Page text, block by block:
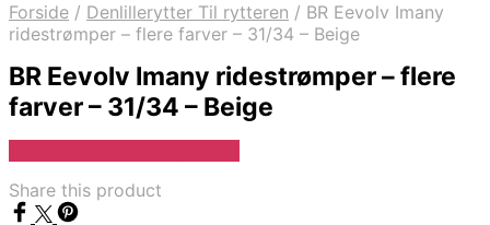
Forside / Denlillerytter Til rytteren / BR Eevolv Imany
ridestrømper – flere farver – 31/34 – Beige
BR Eevolv Imany ridestrømper – flere
farver – 31/34 – Beige
Share this product